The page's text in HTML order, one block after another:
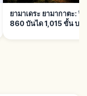
ยามาเดระ ยามากาตะ: ริ
860 บันได 1,015 ขั้น บา